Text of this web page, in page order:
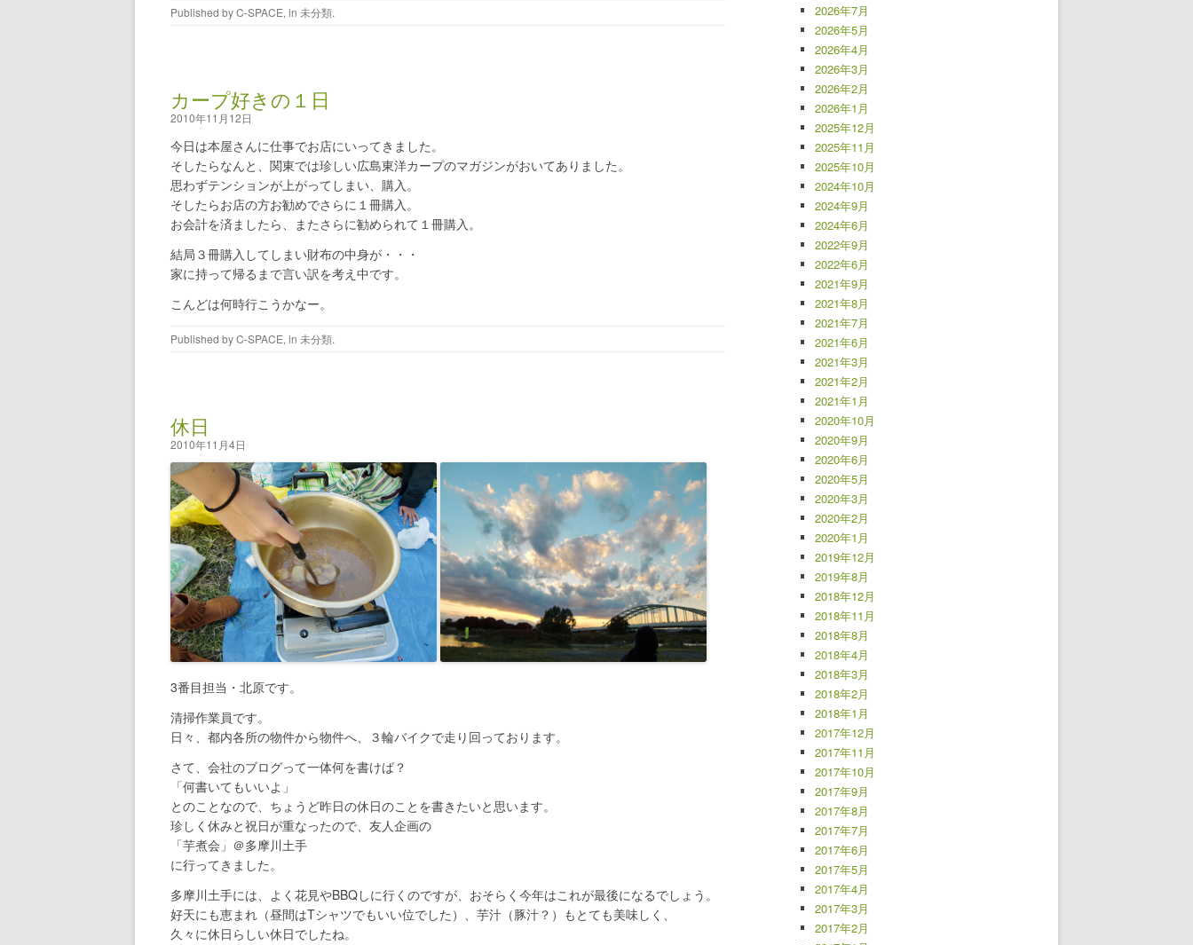
Published byC-SPACE, in 未分類.
カープ好きの１日
2010年11月12日
今日は本屋さんに仕事でお店にいってきました。
そしたらなんと、関東では珍しい広島東洋カープのマガジンがおいてありました。
思わずテンションが上がってしまい、購入。
そしたらお店の方お勧めでさらに１冊購入。
お会計を済ましたら、またさらに勧められて１冊購入。
結局３冊購入してしまい財布の中身が・・・
家に持って帰るまで言い訳を考え中です。
こんどは何時行こうかなー。
Published byC-SPACE, in 未分類.
休日
2010年11月4日
3番目担当・北原です。
清掃作業員です。
日々、都内各所の物件から物件へ、３輪バイクで走り回っております。
さて、会社のブログって一体何を書けば？
「何書いてもいいよ」
とのことなので、ちょうど昨日の休日のことを書きたいと思います。
珍しく休みと祝日が重なったので、友人企画の
「芋煮会」＠多摩川土手
に行ってきました。
多摩川土手には、よく花見やBBQしに行くのですが、おそらく今年はこれが最後になるでしょう。
好天にも恵まれ（昼間はTシャツでもいい位でした）、芋汁（豚汁？）もとても美味しく、
久々に休日らしい休日でしたね。
2026年7月
2026年5月
2026年4月
2026年3月
2026年2月
2026年1月
2025年12月
2025年11月
2025年10月
2024年10月
2024年9月
2024年6月
2022年9月
2022年6月
2021年9月
2021年8月
2021年7月
2021年6月
2021年3月
2021年2月
2021年1月
2020年10月
2020年9月
2020年6月
2020年5月
2020年3月
2020年2月
2020年1月
2019年12月
2019年8月
2018年12月
2018年11月
2018年8月
2018年4月
2018年3月
2018年2月
2018年1月
2017年12月
2017年11月
2017年10月
2017年9月
2017年8月
2017年7月
2017年6月
2017年5月
2017年4月
2017年3月
2017年2月